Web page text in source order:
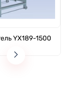
YX189-1500